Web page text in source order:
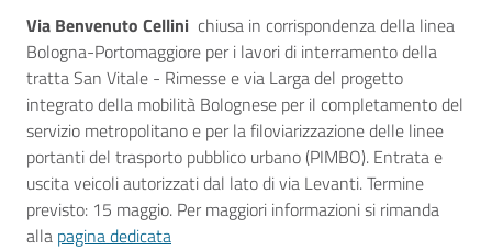
Via Benvenuto Cellini chiusa in corrispondenza della linea
Bologna-Portomaggiore per i lavori di interramento della
tratta San Vitale - Rimesse e via Larga del progetto
integrato della mobilità Bolognese per il completamento del
servizio metropolitano e per la filoviarizzazione delle linee
portanti del trasporto pubblico urbano (PIMBO). Entrata e
uscita veicoli autorizzati dal lato di via Levanti. Termine
previsto: 15 maggio. Per maggiori informazioni si rimanda
alla pagina dedicata